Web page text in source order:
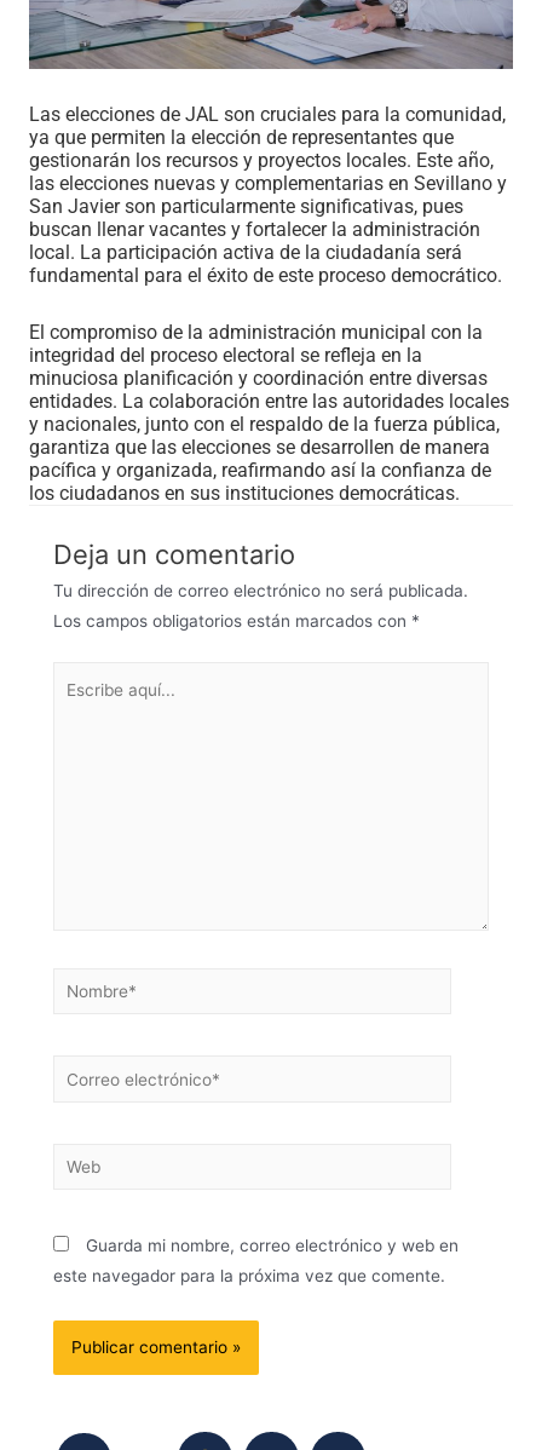
Las elecciones de JAL son cruciales para la comunidad,
ya que permiten la elección de representantes que
gestionarán los recursos y proyectos locales. Este año,
las elecciones nuevas y complementarias en Sevillano y
San Javier son particularmente significativas, pues
buscan llenar vacantes y fortalecer la administración
local. La participación activa de la ciudadanía será
fundamental para el éxito de este proceso democrático.
El compromiso de la administración municipal con la
integridad del proceso electoral se refleja en la
minuciosa planificación y coordinación entre diversas
entidades. La colaboración entre las autoridades locales
y nacionales, junto con el respaldo de la fuerza pública,
garantiza que las elecciones se desarrollen de manera
pacífica y organizada, reafirmando así la confianza de
los ciudadanos en sus instituciones democráticas.
Deja un comentario
Tu dirección de correo electrónico no será publicada.
Los campos obligatorios están marcados con *
Guarda mi nombre, correo electrónico y web en
este navegador para la próxima vez que comente.